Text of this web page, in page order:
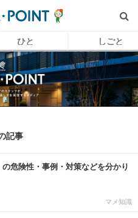
ひと しごと
記事
の危険性・事例・対策などを分かり
マメ知識